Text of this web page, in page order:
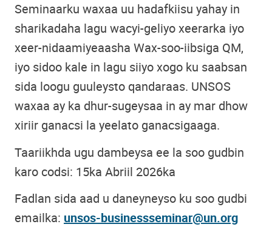
Seminaarku waxaa uu hadafkiisu yahay in
sharikadaha lagu wacyi-geliyo xeerarka iyo
xeer-nidaamiyeaasha Wax-soo-iibsiga QM,
iyo sidoo kale in lagu siiyo xogo ku saabsan
sida loogu guuleysto qandaraas. UNSOS
waxaa ay ka dhur-sugeysaa in ay mar dhow
xiriir ganacsi la yeelato ganacsigaaga.
Taariikhda ugu dambeysa ee la soo gudbin
karo codsi: 15ka Abriil 2026ka
Fadlan sida aad u daneyneyso ku soo gudbi
emailka: unsos-businessseminar@un.org